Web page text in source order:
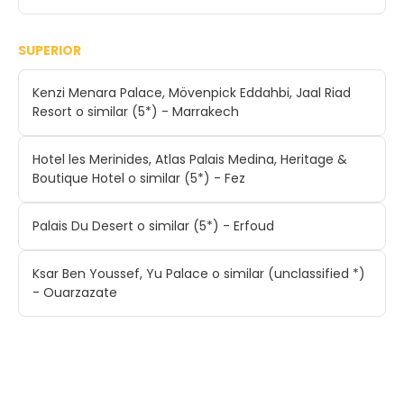
SUPERIOR
Kenzi Menara Palace, Mövenpick Eddahbi, Jaal Riad
Resort o similar (5*) - Marrakech
Hotel les Merinides, Atlas Palais Medina, Heritage &
Boutique Hotel o similar (5*) - Fez
Palais Du Desert o similar (5*) - Erfoud
Ksar Ben Youssef, Yu Palace o similar (unclassified *)
- Ouarzazate